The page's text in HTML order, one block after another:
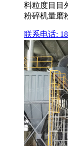
料粒度目目
粉碎机量磨
联系电话: